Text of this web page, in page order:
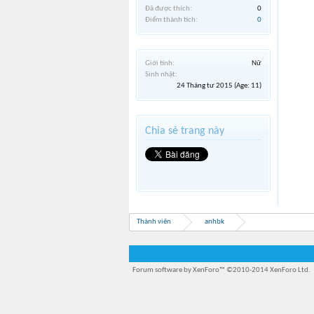
Đã được thích:
0
Điểm thành tích:
0
Giới tính:
Nữ
Sinh nhật:
24 Tháng tư 2015 (Age: 11)
Chia sẻ trang này
Thành viên anhbk
Forum software by XenForo™ ©2010-2014 XenForo Ltd.